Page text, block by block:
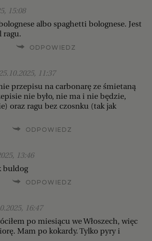
15:08
albo spaghetti bolognese. Jest
ragu.
ODPOWIEDZ
11:37
przepisu na carbonarę ze śmietaną
nie było, nie ma i nie będzie,
oraz ragu bez czosnku (tak jak
ODPOWIEDZ
13:46
buldog
ODPOWIEDZ
16:47
po miesiącu we Włoszech, więc
Mam po kokardy. Tylko pyry i